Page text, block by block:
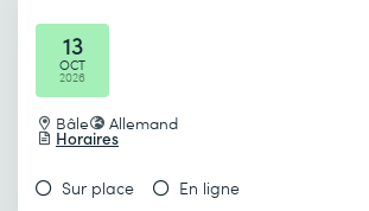
13
OCT
2026
Bâle Allemand
Horaires
Sur place En ligne